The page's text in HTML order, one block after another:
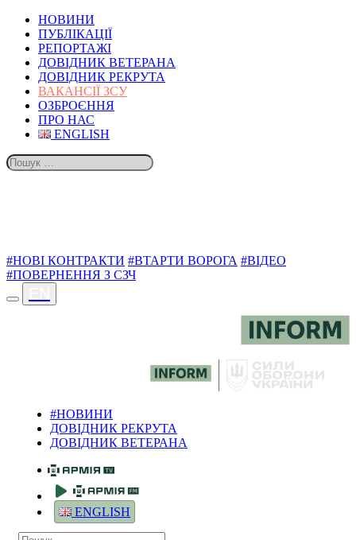
НОВИНИ
ПУБЛІКАЦІЇ
РЕПОРТАЖІ
ДОВІДНИК ВЕТЕРАНА
ДОВІДНИК РЕКРУТА
ВАКАНСІЇ ЗСУ
ОЗБРОЄННЯ
ПРО НАС
ENGLISH
#НОВІ КОНТРАКТИ #ВТАРТИ ВОРОГА #ВІДЕО
#ПОВЕРНЕННЯ З СЗЧ
#НОВИНИ
ДОВІДНИК РЕКРУТА
ДОВІДНИК ВЕТЕРАНА
ENGLISH